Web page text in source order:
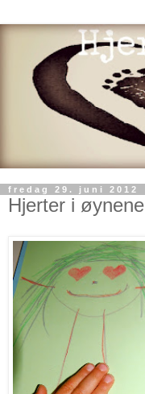
fredag 29. juni 2012
Hjerter i øynene